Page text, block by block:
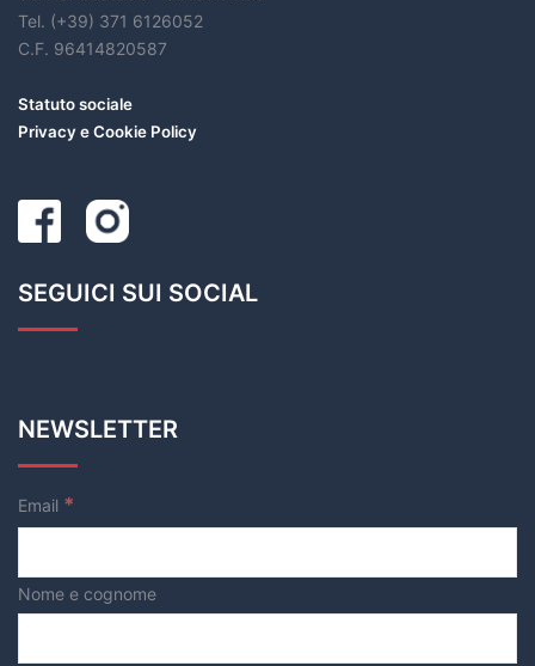
Tel. (+39) 371 6126052
C.F. 96414820587
Statuto sociale
Privacy e Cookie Policy
SEGUICI SUI SOCIAL
NEWSLETTER
Email *
Nome e cognome